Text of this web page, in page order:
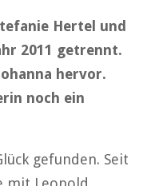
Hertel und
2011 getrennt.
hervor.
noch ein
gefunden. Seit